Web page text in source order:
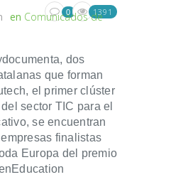
en Comunicados de
0 1391
dos
que forman
el primer clúster
sector TIC para el
se encuentran
finalistas
Europa del premio